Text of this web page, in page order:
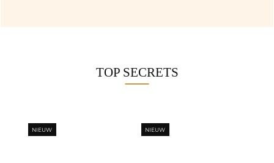
TOP SECRETS
NIEUW NIEUW